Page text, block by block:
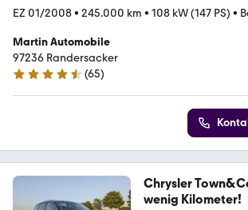
EZ 01/2008• 245.000 km • 108 kW (147 PS) •
Martin Automobile
97236 Randersacker
4.4 Sterne
(65)
Chrysler
wenig Kilometer!